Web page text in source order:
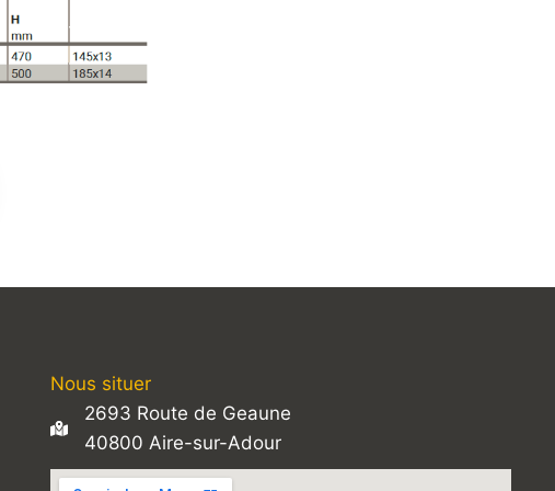
Nous situer
2693 Route de Geaune
40800 Aire-sur-Adour